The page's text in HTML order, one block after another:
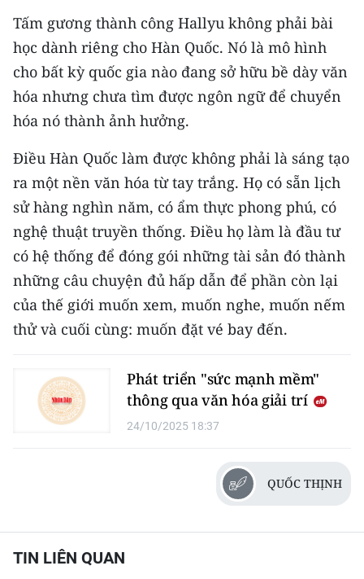
Tấm gương thành công Hallyu không phải bài
học dành riêng cho Hàn Quốc. Nó là mô hình
cho bất kỳ quốc gia nào đang sở hữu bề dày văn
hóa nhưng chưa tìm được ngôn ngữ để chuyển
hóa nó thành ảnh hưởng.
Điều Hàn Quốc làm được không phải là sáng tạo
ra một nền văn hóa từ tay trắng. Họ có sẵn lịch
sử hàng nghìn năm, có ẩm thực phong phú, có
nghệ thuật truyền thống. Điều họ làm là đầu tư
có hệ thống để đóng gói những tài sản đó thành
những câu chuyện đủ hấp dẫn để phần còn lại
của thế giới muốn xem, muốn nghe, muốn nếm
thử và cuối cùng: muốn đặt vé bay đến.
Phát triển "sức mạnh mềm"
thông qua văn hóa giải trí
24/10/2025 18:37
QUỐC THỊNH
TIN LIÊN QUAN